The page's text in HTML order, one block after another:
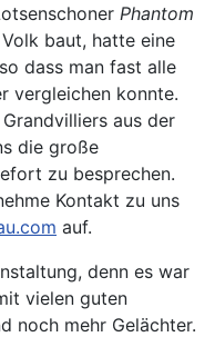
Phantom
baut, hatte eine
dass man fast alle
vergleichen konnte.
aus der
die große
zu besprechen.
Kontakt zu uns
auf.
denn es war
vielen guten
noch mehr Gelächter.